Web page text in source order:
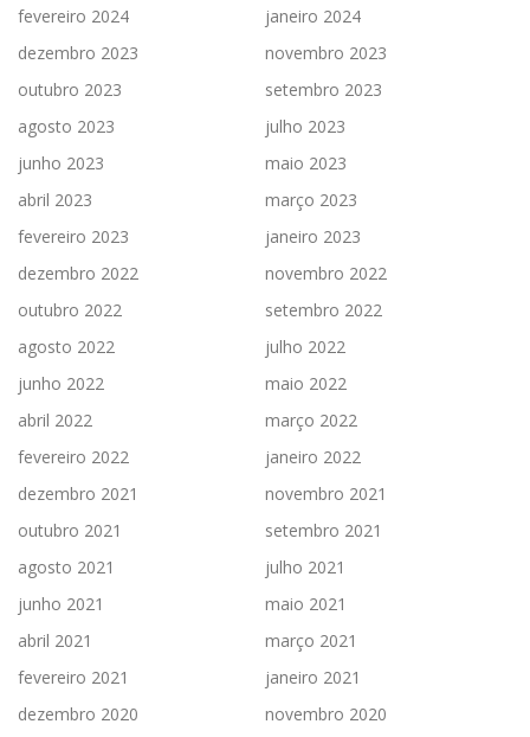
fevereiro 2024
janeiro 2024
dezembro 2023
novembro 2023
outubro 2023
setembro 2023
agosto 2023
julho 2023
junho 2023
maio 2023
abril 2023
março 2023
fevereiro 2023
janeiro 2023
dezembro 2022
novembro 2022
outubro 2022
setembro 2022
agosto 2022
julho 2022
junho 2022
maio 2022
abril 2022
março 2022
fevereiro 2022
janeiro 2022
dezembro 2021
novembro 2021
outubro 2021
setembro 2021
agosto 2021
julho 2021
junho 2021
maio 2021
abril 2021
março 2021
fevereiro 2021
janeiro 2021
dezembro 2020
novembro 2020